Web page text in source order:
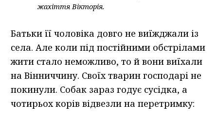
жахіття Вікторія.
Батьки її чоловіка довго не виїжджали із
села. Але коли під постійними обстрілами
жити стало неможливо, то й вони виїхали
на Вінниччину. Своїх тварин господарі не
покинули. Собак зараз годує сусідка, а
чотирьох корів відвезли на перетримку: